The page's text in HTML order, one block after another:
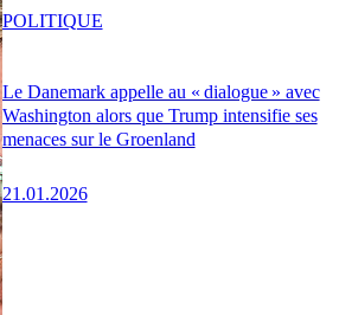
Le Danemark appelle au « dialogue » avec
Washington alors que Trump intensifie ses
menaces sur le Groenland
21.01.2026
POLITIQUE